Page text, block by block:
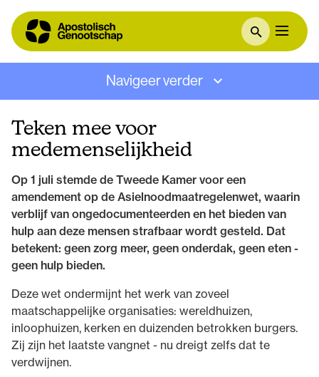
Navigeer verder
Teken mee voor
medemenselijkheid
Op 1 juli stemde de Tweede Kamer voor een
amendement op de Asielnoodmaatregelenwet, waarin
verblijf van ongedocumenteerden en het bieden van
hulp aan deze mensen strafbaar wordt gesteld. Dat
betekent: geen zorg meer, geen onderdak, geen eten -
geen hulp bieden.
Deze wet ondermijnt het werk van zoveel
maatschappelijke organisaties: wereldhuizen,
inloophuizen, kerken en duizenden betrokken burgers.
Zij zijn het laatste vangnet - nu dreigt zelfs dat te
verdwijnen.